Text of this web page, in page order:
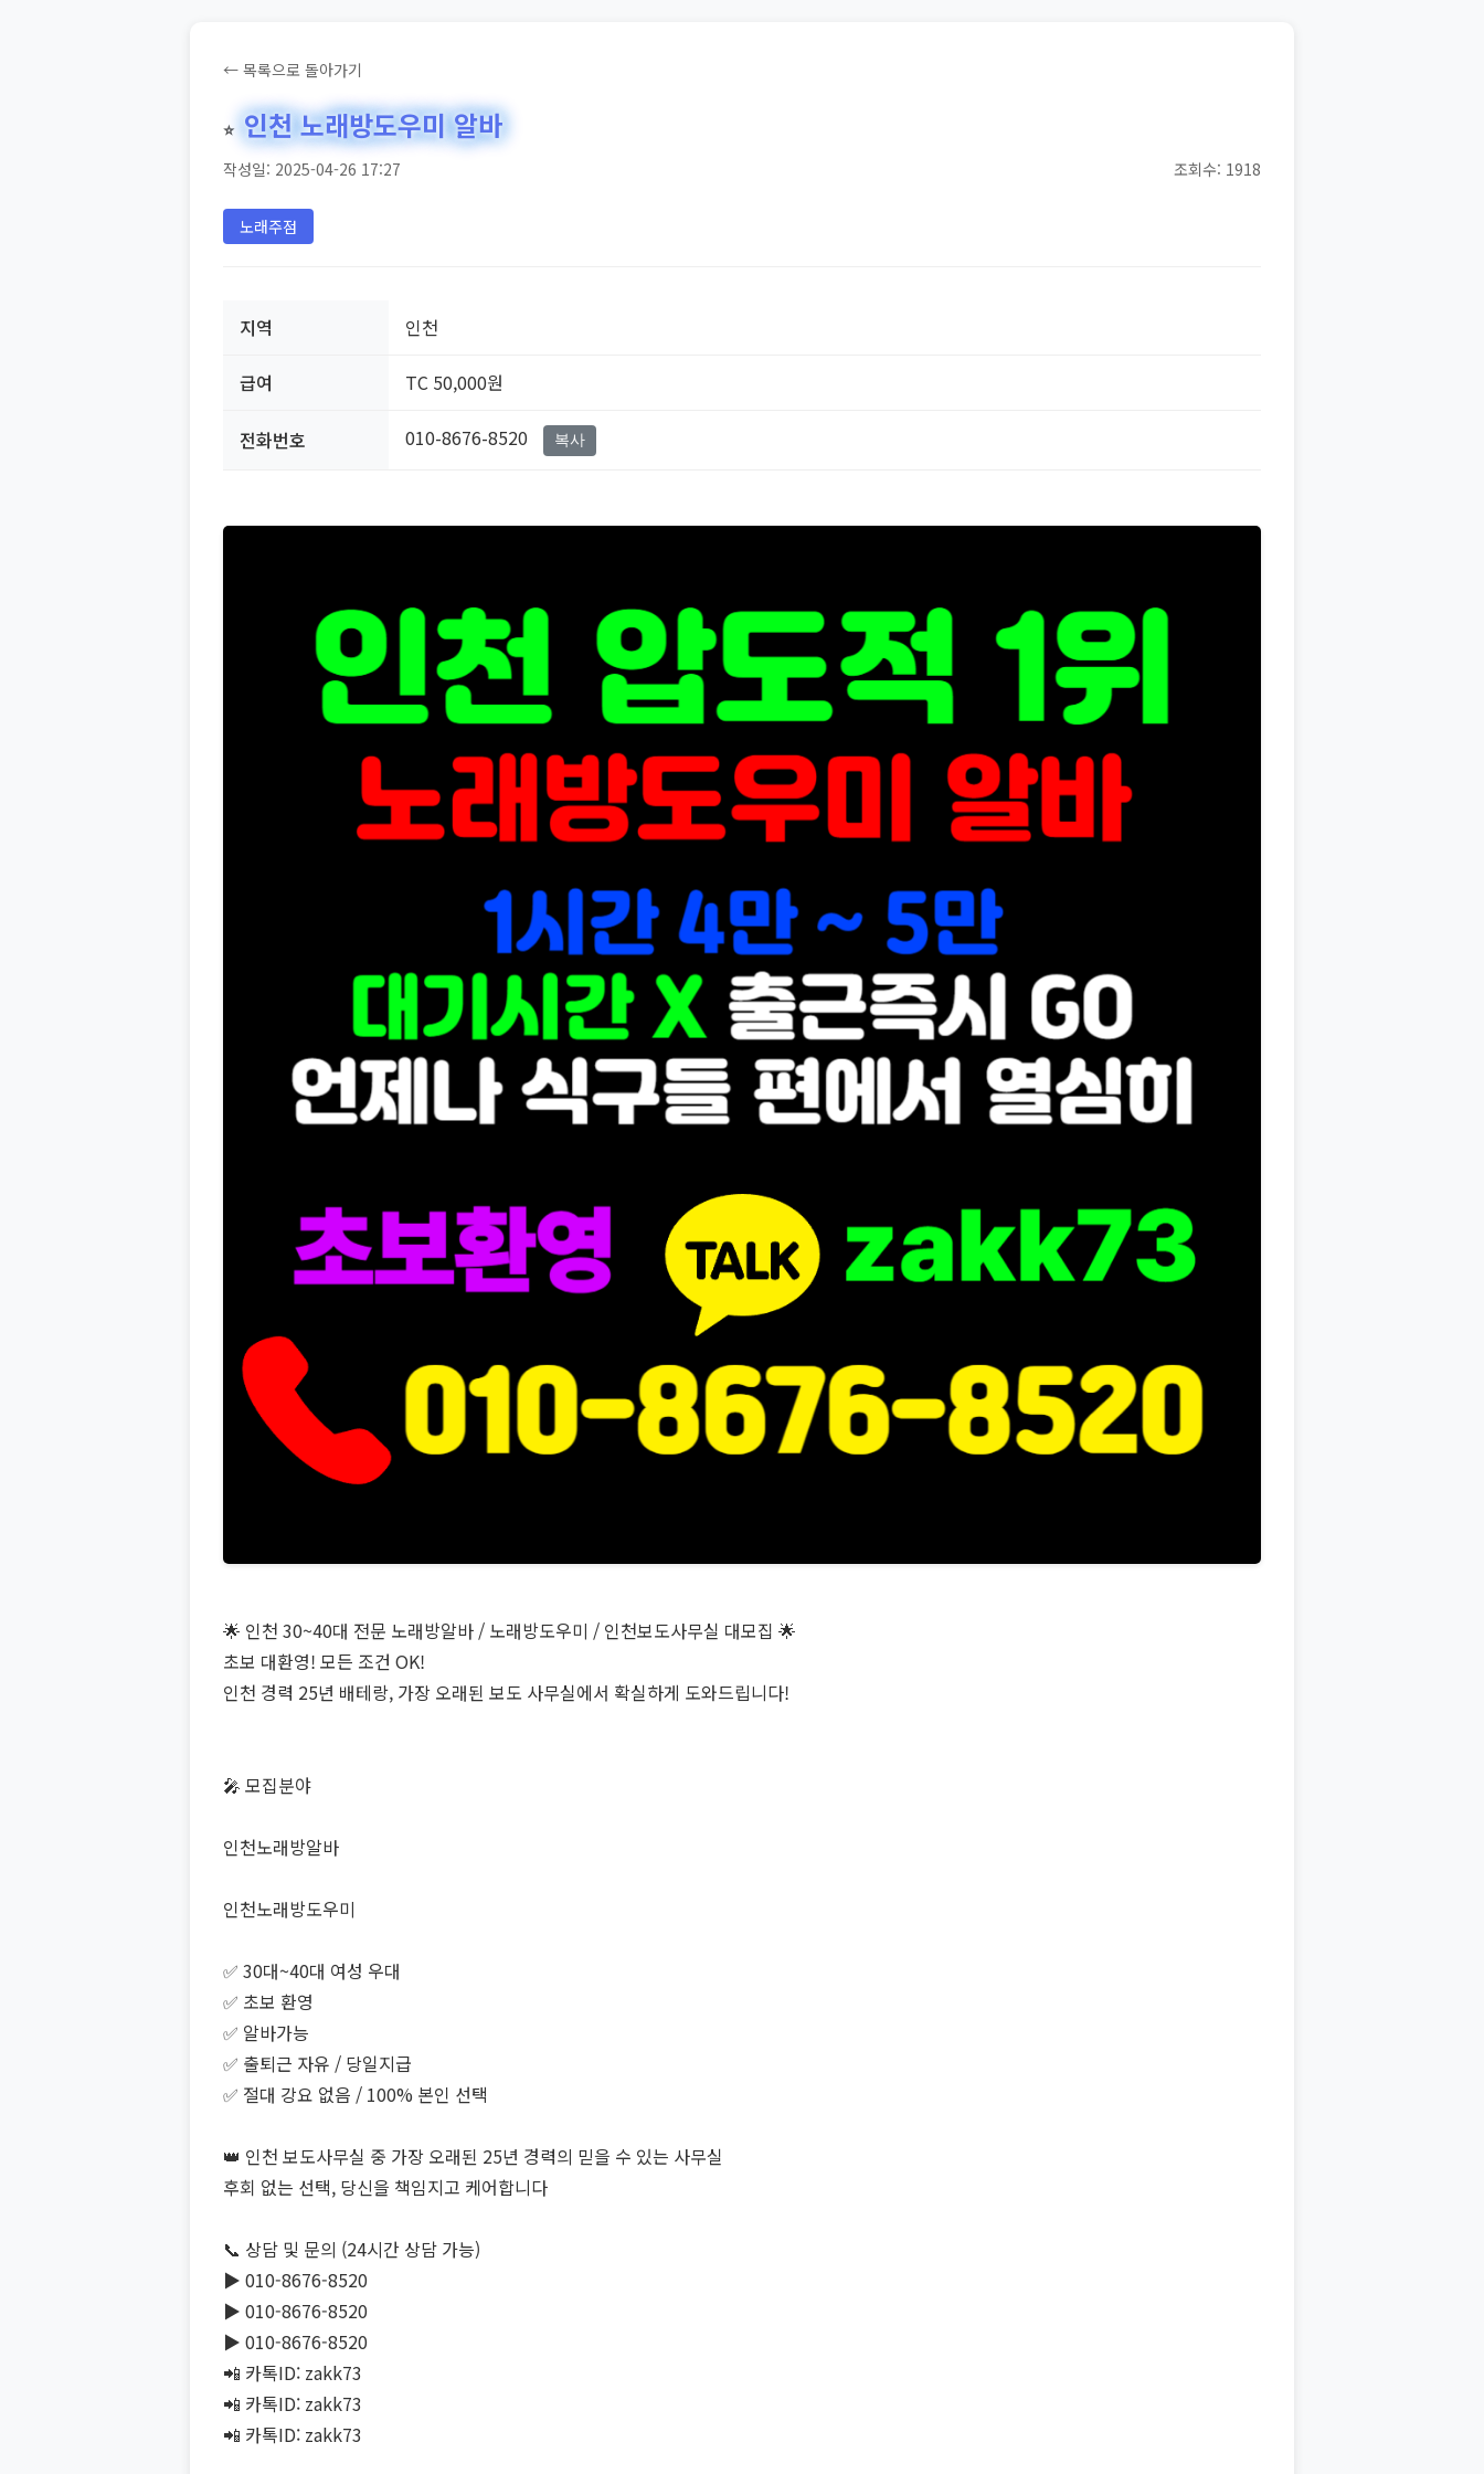
← 목록으로 돌아가기
⭐ 인천 노래방도우미 알바
작성일: 2025-04-26 17:27 조회수: 1918
노래주점
지역 인천
급여 TC 50,000원
전화번호 010-8676-8520 복사
🌟 인천 30~40대 전문 노래방알바 / 노래방도우미 / 인천보도사무실 대모집 🌟
초보 대환영! 모든 조건 OK!
인천 경력 25년 배테랑, 가장 오래된 보도 사무실에서 확실하게 도와드립니다!
🎤 모집분야
인천노래방알바
인천노래방도우미
✅ 30대~40대 여성 우대
✅ 초보 환영
✅ 알바가능
✅ 출퇴근 자유 / 당일지급
✅ 절대 강요 없음 / 100% 본인 선택
👑 인천 보도사무실 중 가장 오래된 25년 경력의 믿을 수 있는 사무실
후회 없는 선택, 당신을 책임지고 케어합니다
📞 상담 및 문의 (24시간 상담 가능)
▶️ 010-8676-8520
▶️ 010-8676-8520
▶️ 010-8676-8520
📲 카톡ID: zakk73
📲 카톡ID: zakk73
📲 카톡ID: zakk73